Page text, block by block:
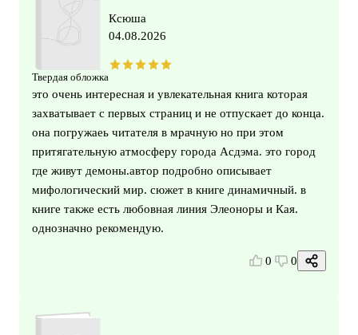
Твердая обложка
Ксюша
04.08.2026
это очень интересная и увлекательная книга которая
захватывает с первых страниц и не отпускает до конца.
она погружаеь читателя в мрачную но при этом
притягательную атмосферу города Асдэма. это город
где живут демоны.автор подробно описывает
мифологический мир. сюжет в книге динамичный. в
книге также есть любовная линия Элеоноры и Кая.
однозначно рекомендую.
0 0